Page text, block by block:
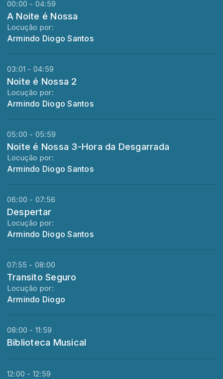
00:00 - 04:59
A Noite é Nossa
Locução por:
Armindo Diogo Santos
03:01 - 04:59
Noite é Nossa 2
Locução por:
Armindo Diogo Santos
05:00 - 05:59
Noite é Nossa 3-Hora da Desgarrada
Locução por:
Armindo Diogo Santos
06:00 - 07:56
Despertar
Locução por:
Armindo Diogo Santos
07:55 - 08:00
Transito Seguro
Locução por:
Armindo Diogo
08:00 - 11:59
Biblioteca Musical
12:00 - 12:59